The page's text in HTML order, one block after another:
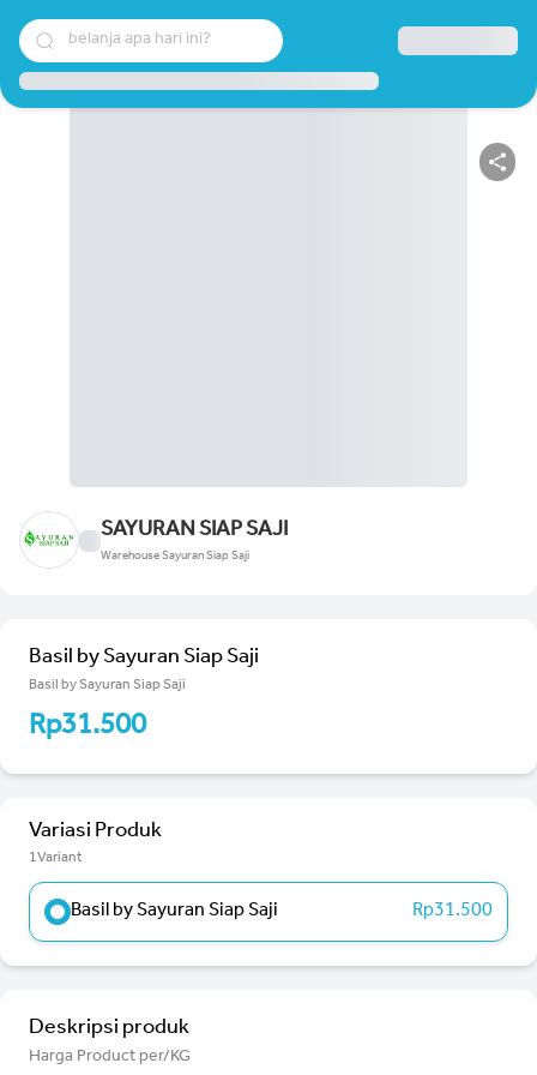
belanja apa hari ini?
SAYURAN SIAP SAJI
Warehouse Sayuran Siap Saji
Basil by Sayuran Siap Saji
Basil by Sayuran Siap Saji
Rp31.500
Variasi Produk
1Variant
Basil by Sayuran Siap Saji Rp31.500
Deskripsi produk
Harga Product per/KG